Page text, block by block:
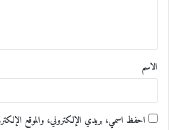
ق
*
الاسم
احفظ اسمي، بريدي الإلكتروني، والموقع